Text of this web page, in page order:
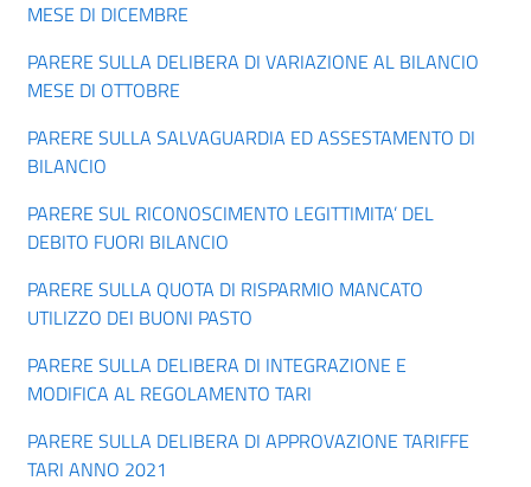
MESE DI DICEMBRE
PARERE SULLA DELIBERA DI VARIAZIONE AL BILANCIO
MESE DI OTTOBRE
PARERE SULLA SALVAGUARDIA ED ASSESTAMENTO DI
BILANCIO
PARERE SUL RICONOSCIMENTO LEGITTIMITA’ DEL
DEBITO FUORI BILANCIO
PARERE SULLA QUOTA DI RISPARMIO MANCATO
UTILIZZO DEI BUONI PASTO
PARERE SULLA DELIBERA DI INTEGRAZIONE E
MODIFICA AL REGOLAMENTO TARI
PARERE SULLA DELIBERA DI APPROVAZIONE TARIFFE
TARI ANNO 2021